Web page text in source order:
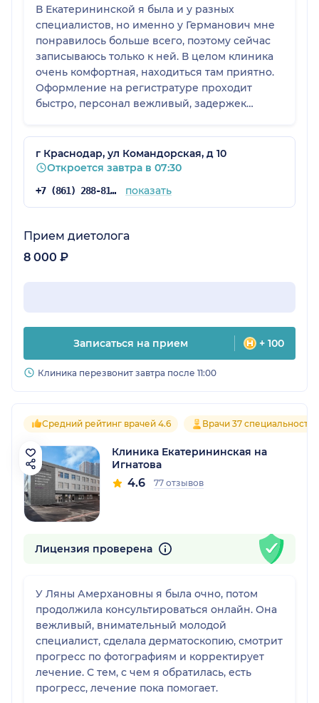
В Екатерининской я была и у разных
специалистов, но именно у Германович мне
понравилось больше всего, поэтому сейчас
записываюсь только к ней. В целом клиника
очень комфортная, находиться там приятно.
Оформление на регистратуре проходит
быстро, персонал вежливый, задержек
г Краснодар, ул Командорская, д 10
Откроется завтра в 07:30
+7 (861) 288-81-65 показать
Прием диетолога
8 000 ₽
Записаться на прием + 100
Клиника перезвонит завтра после 11:00
Средний рейтинг врачей 4.6 Врачи 37 специальностей
Клиника Екатерининская на
Игнатова
4.6 77 отзывов
Лицензия проверена
У Ляны Амерхановны я была очно, потом
продолжила консультироваться онлайн. Она
вежливый, внимательный молодой
специалист, сделала дерматоскопию, смотрит
прогресс по фотографиям и корректирует
лечение. С тем, с чем я обратилась, есть
прогресс, лечение пока помогает.